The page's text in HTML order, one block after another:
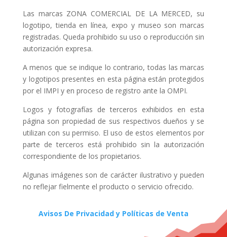
Las marcas ZONA COMERCIAL DE LA MERCED, su
logotipo, tienda en línea, expo y museo son marcas
registradas. Queda prohibido su uso o reproducción sin
autorización expresa.
A menos que se indique lo contrario, todas las marcas
y logotipos presentes en esta página están protegidos
por el IMPI y en proceso de registro ante la OMPI.
Logos y fotografías de terceros exhibidos en esta
página son propiedad de sus respectivos dueños y se
utilizan con su permiso. El uso de estos elementos por
parte de terceros está prohibido sin la autorización
correspondiente de los propietarios.
Algunas imágenes son de carácter ilustrativo y pueden
no reflejar fielmente el producto o servicio ofrecido.
Avisos De Privacidad y Políticas de Venta